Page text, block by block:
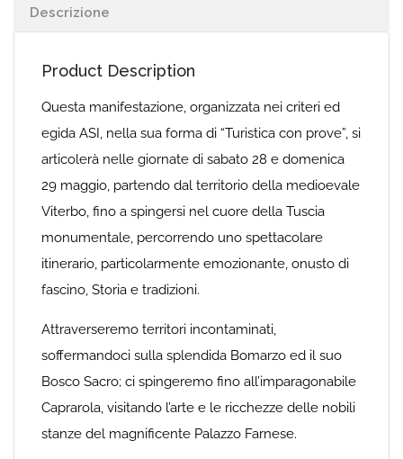
Descrizione
Product Description
Questa manifestazione, organizzata nei criteri ed
egida ASI, nella sua forma di “Turistica con prove”, si
articolerà nelle giornate di sabato 28 e domenica
29 maggio, partendo dal territorio della medioevale
Viterbo, fino a spingersi nel cuore della Tuscia
monumentale, percorrendo uno spettacolare
itinerario, particolarmente emozionante, onusto di
fascino, Storia e tradizioni.
Attraverseremo territori incontaminati,
soffermandoci sulla splendida Bomarzo ed il suo
Bosco Sacro; ci spingeremo fino all’imparagonabile
Caprarola, visitando l’arte e le ricchezze delle nobili
stanze del magnificente Palazzo Farnese.